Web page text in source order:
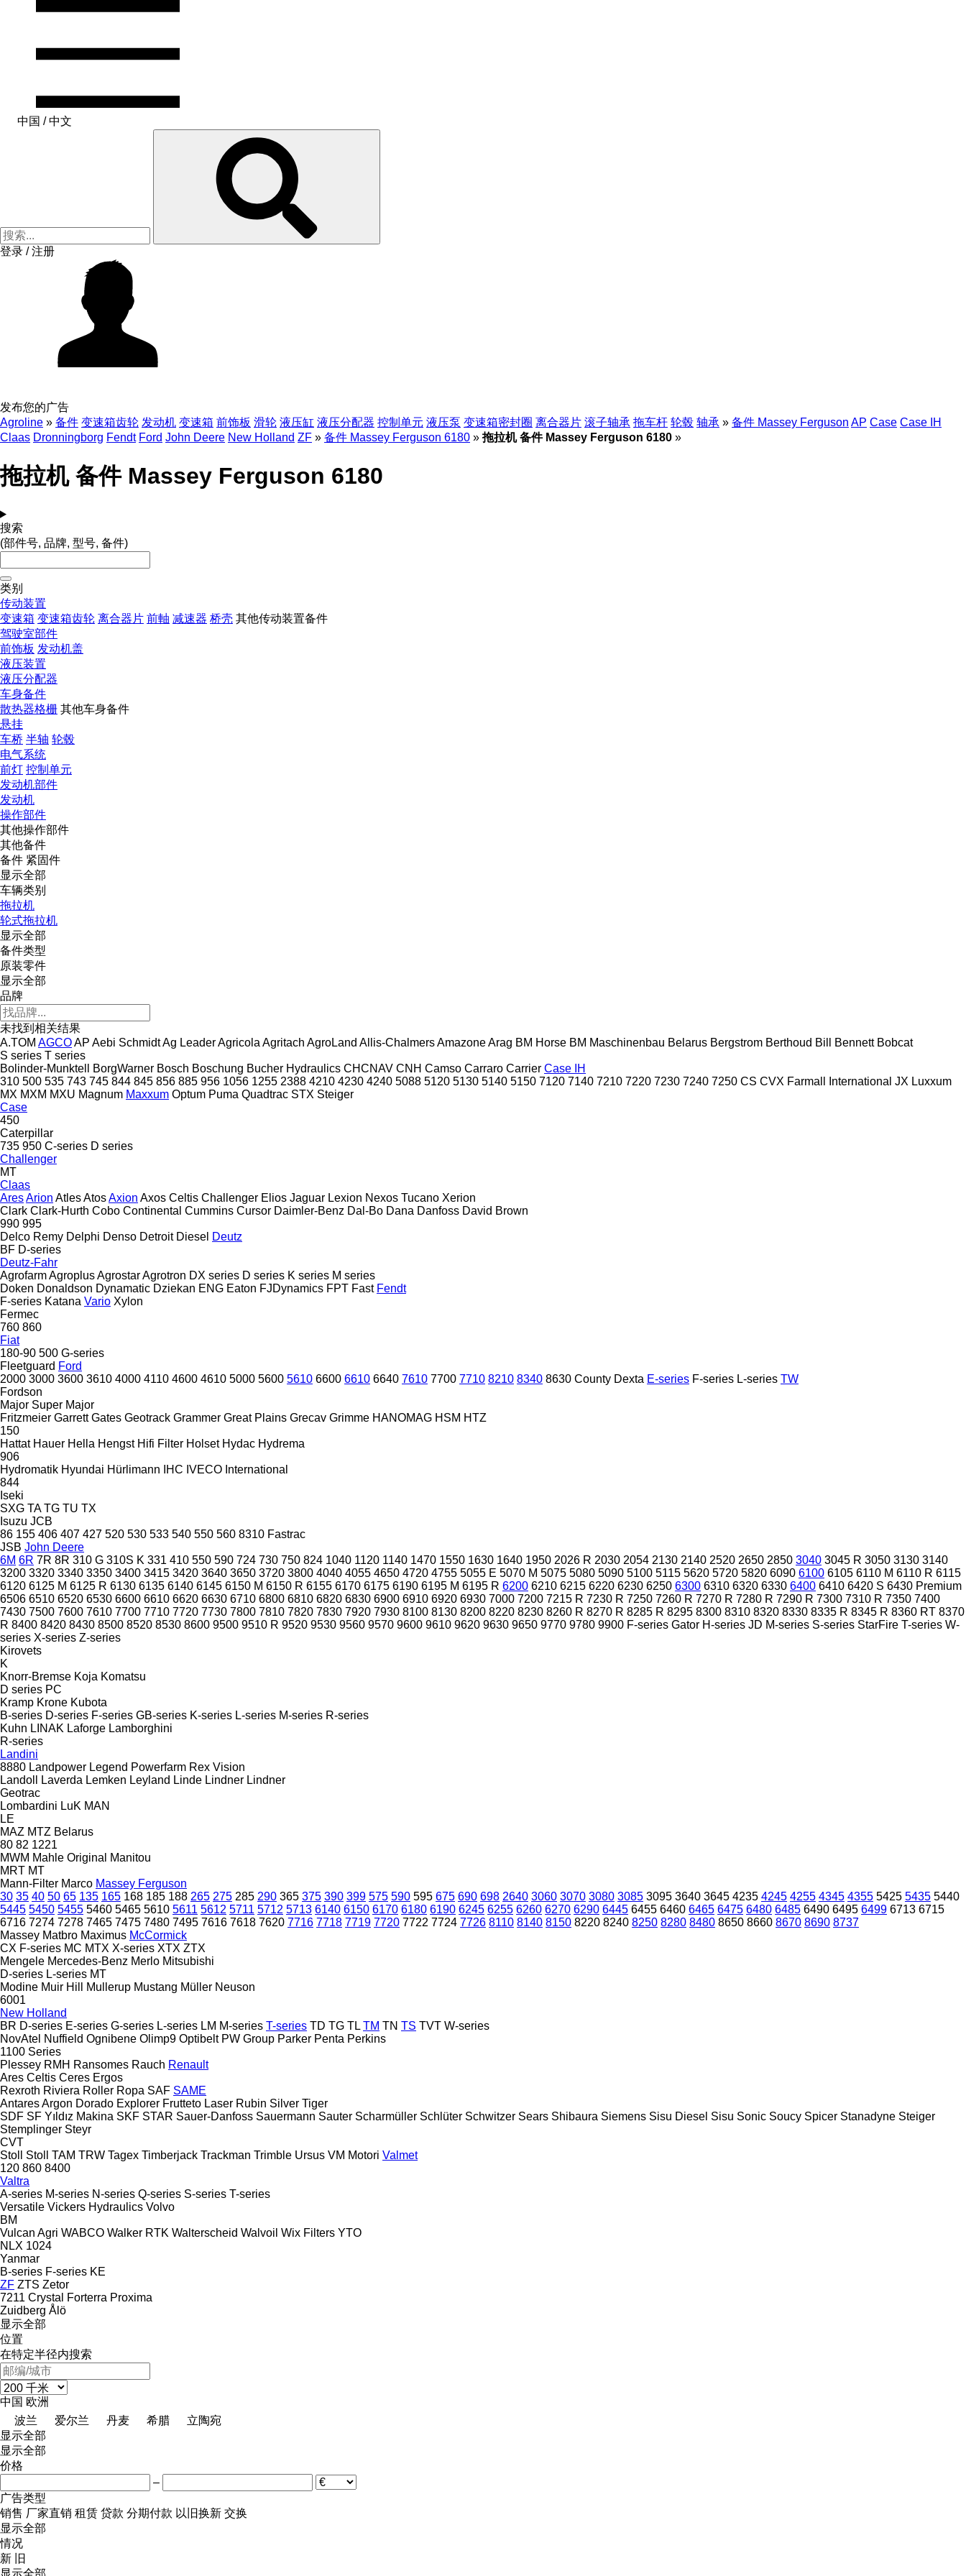
中国 / 中文
登录 / 注册
发布您的广告
Agroline » 备件 变速箱齿轮 发动机 变速箱 前饰板 滑轮 液压缸 液压分配器 控制单元 液压泵 变速箱密封圈 离合器片 滚子轴承 拖车杆 轮毂 轴承 » 备件 Massey Ferguson AP Case Case IH
Claas Dronningborg Fendt Ford John Deere New Holland ZF » 备件 Massey Ferguson 6180 » 拖拉机 备件 Massey Ferguson 6180 »
拖拉机 备件 Massey Ferguson 6180
搜索
(部件号, 品牌, 型号, 备件)
类别
传动装置
变速箱 变速箱齿轮 离合器片 前軸 减速器 桥壳 其他传动装置备件
驾驶室部件
前饰板 发动机盖
液压装置
液压分配器
车身备件
散热器格栅 其他车身备件
悬挂
车桥 半轴 轮毂
电气系统
前灯 控制单元
发动机部件
发动机
操作部件
其他操作部件
其他备件
备件 紧固件
显示全部
车辆类别
拖拉机
轮式拖拉机
显示全部
备件类型
原装零件
显示全部
品牌
未找到相关结果
A.TOM AGCOAP Aebi SchmidtAg LeaderAgricola Agritach AgroLand Allis-ChalmersAmazoneArag BM Horse BM Maschinenbau Belarus Bergstrom Berthoud Bill Bennett Bobcat
S series T series
Bolinder-Munktell
BorgWarner Bosch Boschung Bucher Hydraulics CHCNAV CNH Camso Carraro Carrier Case IH
310 500 535 743 745 844 845 856 885 956 1056 1255 2388 4210 4230 4240 5088 5120 5130 5140 5150 7120 7140 7210 7220 7230 7240 7250 CS CVX Farmall International JX Luxxum
MX MXM MXU Magnum Maxxum Optum Puma Quadtrac STX Steiger
Case
450
Caterpillar
735 950 C-series D series
Challenger
MT
Claas
AresArion AtlesAtosAxion Axos Celtis Challenger Elios Jaguar Lexion Nexos Tucano Xerion
Clark Clark-Hurth Cobo Continental Cummins Cursor Daimler-Benz Dal-Bo Dana Danfoss David Brown
990 995
Delco Remy Delphi Denso Detroit Diesel Deutz
BF D-series
Deutz-Fahr
AgrofarmAgroplusAgrostarAgrotron DX series D series K series M series
Doken Donaldson Dynamatic Dziekan ENG Eaton FJDynamics FPT Fast Fendt
F-series Katana Vario Xylon
Fermec
760 860
Fiat
180-90 500 G-series
Fleetguard Ford
2000 3000 3600 3610 4000 4110 4600 4610 5000 5600 5610 6600 6610 6640 7610 7700 7710 8210 8340 8630 County Dexta E-series F-series L-series TW
Fordson
Major Super Major
Fritzmeier Garrett Gates Geotrack Grammer Great Plains Grecav Grimme HANOMAG HSM HTZ
150
Hattat Hauer Hella Hengst Hifi Filter Holset Hydac Hydrema
906
Hydromatik Hyundai Hürlimann IHC IVECO International
844
Iseki
SXG TA TG TU TX
Isuzu JCB
86 155 406 407 427 520 530 533 540 550 560 8310 Fastrac
JSB John Deere
6M 6R 7R 8R 310 G 310S K 331 410 550 590 724 730 750 824 1040 1120 1140 1470 1550 1630 1640 1950 2026 R 2030 2054 2130 2140 2520 2650 2850 3040 3045 R 3050 3130 3140
3200 3320 3340 3350 3400 3415 3420 3640 3650 3720 3800 4040 4055 4650 4720 4755 5055 E 5070 M 5075 5080 5090 5100 5115 5620 5720 5820 6090 6100 6105 6110 M 6110 R 6115
6120 6125 M 6125 R 6130 6135 6140 6145 6150 M 6150 R 6155 6170 6175 6190 6195 M 6195 R 6200 6210 6215 6220 6230 6250 6300 6310 6320 6330 6400 6410 6420 S 6430 Premium
6506 6510 6520 6530 6600 6610 6620 6630 6710 6800 6810 6820 6830 6900 6910 6920 6930 7000 7200 7215 R 7230 R 7250 7260 R 7270 R 7280 R 7290 R 7300 7310 R 7350 7400
7430 7500 7600 7610 7700 7710 7720 7730 7800 7810 7820 7830 7920 7930 8100 8130 8200 8220 8230 8260 R 8270 R 8285 R 8295 8300 8310 8320 8330 8335 R 8345 R 8360 RT 8370
R 8400 8420 8430 8500 8520 8530 8600 9500 9510 R 9520 9530 9560 9570 9600 9610 9620 9630 9650 9770 9780 9900 F-series Gator H-series JD M-series S-series StarFire T-series W-
series X-series Z-series
Kirovets
K
Knorr-Bremse Koja Komatsu
D series PC
Kramp Krone Kubota
B-series D-series F-series GB-series K-series L-series M-series R-series
Kuhn LINAK Laforge Lamborghini
R-series
Landini
8880 Landpower Legend Powerfarm Rex Vision
Landoll
Laverda Lemken Leyland Linde Lindner Lindner
Geotrac
Lombardini LuK MAN
LE
MAZ MTZ Belarus
80 82 1221
MWM Mahle Original
Manitou
MRT MT
Mann-Filter Marco Massey Ferguson
30 35 40 50 65 135 165 168 185 188 265 275 285 290 365 375 390 399 575 590 595 675 690 698 2640 3060 3070 3080 3085 3095 3640 3645 4235 4245 4255 4345 4355 5425 5435 5440
5445 5450 5455 5460 5465 5610 5611 5612 5711 5712 5713 6140 6150 6170 6180 6190 6245 6255 6260 6270 6290 6445 6455 6460 6465 6475 6480 6485 6490 6495 6499 6713 6715
6716 7274 7278 7465 7475 7480 7495 7616 7618 7620 7716 7718 7719 7720 7722 7724 7726 8110 8140 8150 8220 8240 8250 8280 8480 8650 8660 8670 8690 8737
Massey Matbro Maximus McCormick
CX F-series MC MTX X-series XTX ZTX
Mengele Mercedes-Benz Merlo Mitsubishi
D-series L-series MT
Modine Muir Hill Mullerup Mustang Müller Neuson
6001
New Holland
BR D-series E-series G-series L-series LM M-series T-series TD TG TL TM TN TS TVT W-series
NovAtel Nuffield Ognibene Olimp9 Optibelt PW Group Parker Penta Perkins
1100 Series
Plessey RMH Ransomes Rauch Renault
Ares Celtis Ceres Ergos
Rexroth Riviera Roller Ropa SAF SAME
AntaresArgon Dorado Explorer Frutteto Laser Rubin Silver Tiger
SDF SF Yıldız Makina SKF STAR Sauer-Danfoss Sauermann Sauter Scharmüller Schlüter Schwitzer Sears Shibaura Siemens Sisu Diesel Sisu Sonic Soucy Spicer Stanadyne Steiger
Stemplinger Steyr
CVT
Stoll
Stoll TAM TRW Tagex Timberjack Trackman Trimble Ursus VM Motori Valmet
120 860 8400
Valtra
A-series M-series N-series Q-series S-series T-series
Versatile Vickers Hydraulics Volvo
BM
Vulcan Agri WABCO Walker RTK Walterscheid Walvoil Wix Filters YTO
NLX 1024
Yanmar
B-series F-series KE
ZF ZTS Zetor
7211 Crystal Forterra Proxima
Zuidberg Ålö
显示全部
位置
在特定半径内搜索
中国 欧洲
波兰
爱尔兰 丹麦 希腊
立陶宛
显示全部
显示全部
价格
–
广告类型
销售 厂家直销 租赁 贷款 分期付款 以旧换新 交换
显示全部
情况
新
旧
显示全部